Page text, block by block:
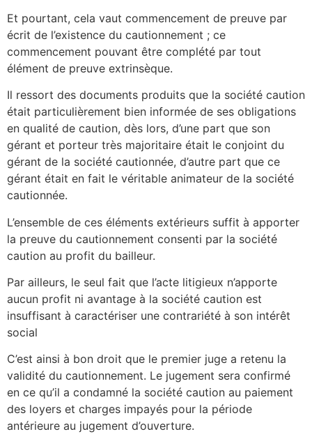
Et pourtant, cela vaut commencement de preuve par
écrit de l’existence du cautionnement ; ce
commencement pouvant être complété par tout
élément de preuve extrinsèque.
Il ressort des documents produits que la société caution
était particulièrement bien informée de ses obligations
en qualité de caution, dès lors, d’une part que son
gérant et porteur très majoritaire était le conjoint du
gérant de la société cautionnée, d’autre part que ce
gérant était en fait le véritable animateur de la société
cautionnée.
L’ensemble de ces éléments extérieurs suffit à apporter
la preuve du cautionnement consenti par la société
caution au profit du bailleur.
Par ailleurs, le seul fait que l’acte litigieux n’apporte
aucun profit ni avantage à la société caution est
insuffisant à caractériser une contrariété à son intérêt
social
C’est ainsi à bon droit que le premier juge a retenu la
validité du cautionnement. Le jugement sera confirmé
en ce qu’il a condamné la société caution au paiement
des loyers et charges impayés pour la période
antérieure au jugement d’ouverture.